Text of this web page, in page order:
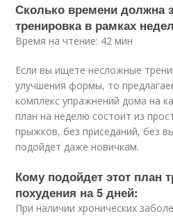
Сколько времени должна
тренировка в рамках
Время на чтение: 42 мин
Если вы ищете несложные
улучшения формы, то
комплекс упражнений дома на
план на неделю состоит из
прыжков, без приседаний, без
подойдет даже новичкам.
Кому подойдет этот план
похудения на 5 дней:
При наличии хронических